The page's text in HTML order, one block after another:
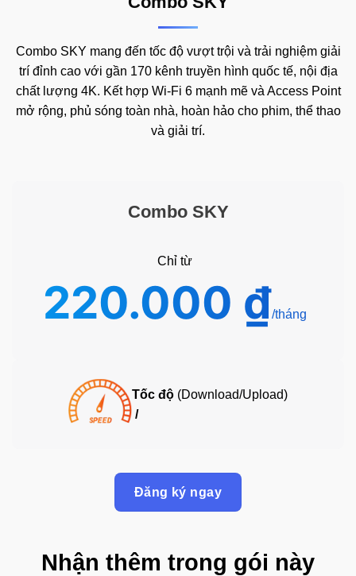
Combo SKY mang đến tốc độ vượt trội và trải nghiệm giải
trí đỉnh cao với gần 170 kênh truyền hình quốc tế, nội địa
chất lượng 4K. Kết hợp Wi-Fi 6 mạnh mẽ và Access Point
mở rộng, phủ sóng toàn nhà, hoàn hảo cho phim, thể thao
và giải trí.
Combo SKY
Chỉ từ
220.000 ₫
Tốc độ (Download/Upload)
/
Đăng ký ngay
Nhận thêm trong gói này